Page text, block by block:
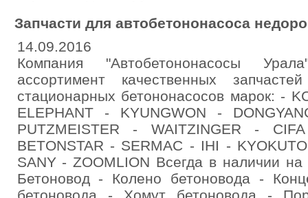
Запчаcти для автобетононасоса
14.09.2016
Компания "Автобетононасосы
ассортимент качественных
стационарных бетононасосов марок: -
ELEPHANT - KYUNGWON -
PUTZMEISTER - WAITZINGER -
BETONSTAR - SERMAC - IHI -
SANY - ZOOMLION Всегда в наличии на
Бетоновод - Колено бетоновода -